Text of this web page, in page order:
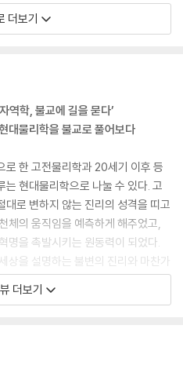
만 그렇지 않다. 이는 바다에서 출렁
치다. 바다에서 한 물결이 이는 것은
an?tman) 또는 공(空, ??nya)이
와 공을 말하는 것은 세상 어느 것에
는 말일 뿐 세상에 아무것도 없다
계를 떠나 독립적으로 존재하는 어
을 유지하는 개체적 성질을 뜻하기
1879~1955)은 종교와 과학을
리를 찾는 것은 이성적 사유에 의해
이며 인간의 이성은 이렇게
과학적으로 뒷받침되고 과학자와
더보기
역학, 불교에 길을 묻다’
대물리학을 불교로 풀어보다
로 한 고전물리학과 20세기 이후 등
현대물리학으로 나눌 수 있다. 고
로 변하지 않는 진리의 성격을 띠고
체의 움직임을 예측하게 해주었고,
명을 촉발시키는 원동력이 되었다.
상을 설명하는 불변의 진리와 마찬가
전물리학 법칙들을 뒤집는 상대성이
법칙이 무너지자 과학적 지식은 가
더보기